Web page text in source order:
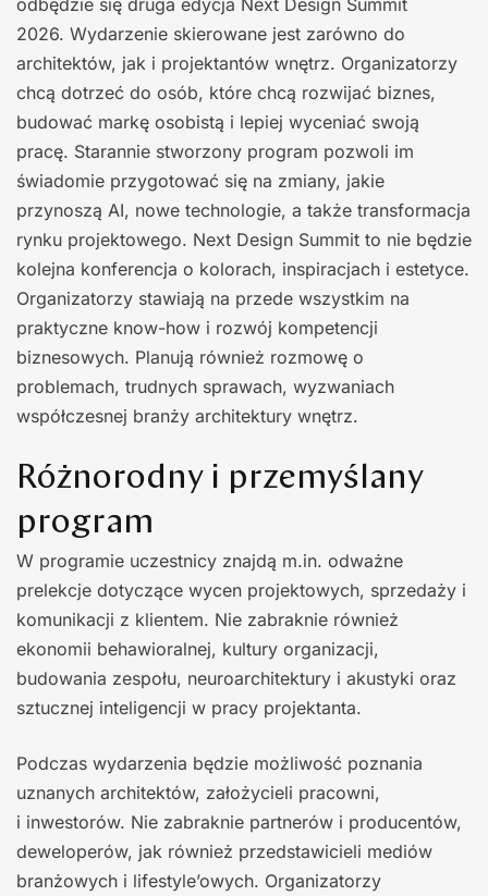
odbędzie się druga edycja Next Design Summit
2026. Wydarzenie skierowane jest zarówno do
architektów, jak i projektantów wnętrz. Organizatorzy
chcą dotrzeć do osób, które chcą rozwijać biznes,
budować markę osobistą i lepiej wyceniać swoją
pracę. Starannie stworzony program pozwoli im
świadomie przygotować się na zmiany, jakie
przynoszą AI, nowe technologie, a także transformacja
rynku projektowego. Next Design Summit to nie będzie
kolejna konferencja o kolorach, inspiracjach i estetyce.
Organizatorzy stawiają na przede wszystkim na
praktyczne know-how i rozwój kompetencji
biznesowych. Planują również rozmowę o
problemach, trudnych sprawach, wyzwaniach
współczesnej branży architektury wnętrz.
Różnorodny i przemyślany
program
W programie uczestnicy znajdą m.in. odważne
prelekcje dotyczące wycen projektowych, sprzedaży i
komunikacji z klientem. Nie zabraknie również
ekonomii behawioralnej, kultury organizacji,
budowania zespołu, neuroarchitektury i akustyki oraz
sztucznej inteligencji w pracy projektanta.
Podczas wydarzenia będzie możliwość poznania
uznanych architektów, założycieli pracowni,
i inwestorów. Nie zabraknie partnerów i producentów,
deweloperów, jak również przedstawicieli mediów
branżowych i lifestyle’owych. Organizatorzy